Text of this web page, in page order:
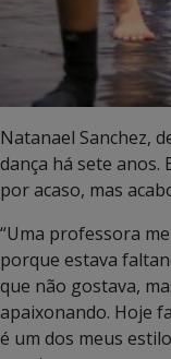
Natanael Sanchez,
dança há sete anos.
por acaso, mas
“Uma professora
porque estava
que não gostava,
apaixonando. Hoje
é um dos meus